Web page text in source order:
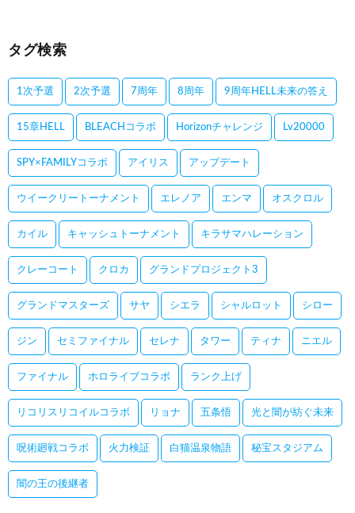
タグ検索
1次予選 2次予選 7周年 8周年 9周年HELL未来の答え
15章HELL BLEACHコラボ Horizonチャレンジ Lv20000
SPY×FAMILYコラボ アイリス アップデート
ウイークリートーナメント エレノア エンマ オスクロル
カイル キャッシュトーナメント キラサマハレーション
クレーコート クロカ グランドプロジェクト3
グランドマスターズ サヤ シエラ シャルロット シロー
ジン セミファイナル セレナ タワー ティナ ニエル
ファイナル ホロライブコラボ ランク上げ
リコリスリコイルコラボ リョナ 五条悟 光と闇が紡ぐ未来
呪術廻戦コラボ 火力検証 白猫温泉物語 秘宝スタジアム
闇の王の後継者